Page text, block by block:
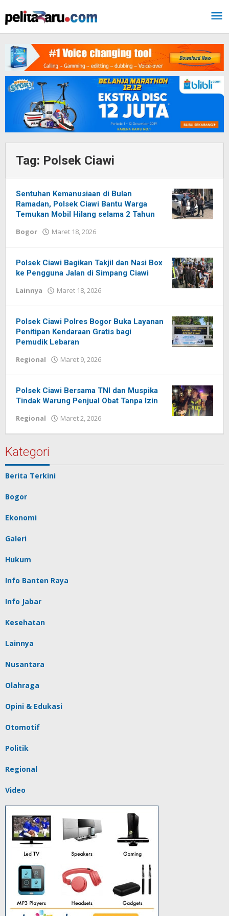
ke
konten
Tag: Polsek Ciawi
Sentuhan Kemanusiaan di Bulan
Ramadan, Polsek Ciawi Bantu Warga
Temukan Mobil Hilang selama 2 Tahun
Bogor
Maret 18, 2026
baru
Polsek Ciawi Bagikan Takjil dan Nasi Box
ke Pengguna Jalan di Simpang Ciawi
Lainnya
Maret 18, 2026
baru
Polsek Ciawi Polres Bogor Buka Layanan
Penitipan Kendaraan Gratis bagi
Pemudik Lebaran
Regional
Maret 9, 2026
baru
Polsek Ciawi Bersama TNI dan Muspika
Tindak Warung Penjual Obat Tanpa Izin
Regional
Maret 2, 2026
Kategori
Berita Terkini
Bogor
Ekonomi
Galeri
Hukum
Info Banten Raya
Info Jabar
Kesehatan
Lainnya
Nusantara
Olahraga
Opini & Edukasi
Otomotif
Politik
Regional
Video